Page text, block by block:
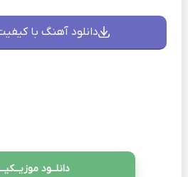
دانلود آهنگ با کیفیت
دانلــود